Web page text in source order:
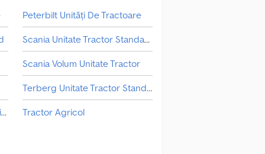
Mercedes-Benz Actros Unități De Tractoare
Peterbilt Unități De Tractoare
Scania Unitate Tractor Standard
Scania Volum Unitate Tractor
Terberg Unitate Tractor Standard
Tractor Agricol